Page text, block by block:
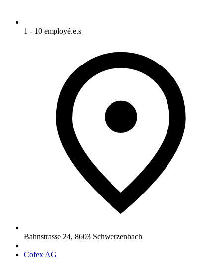
1 - 10 employé.e.s
Bahnstrasse 24, 8603 Schwerzenbach
Cofex AG